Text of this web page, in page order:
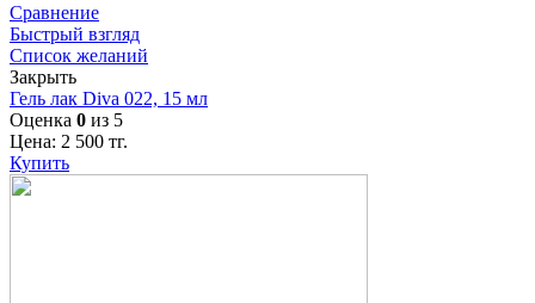
Сравнение
Быстрый взгляд
Список желаний
Закрыть
Гель лак Diva 022, 15 мл
Оценка 0 из 5
Цена: 2 500 тг.
Купить